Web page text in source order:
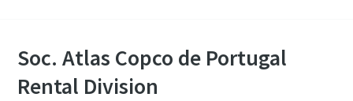
Soc. Atlas Copco de Portugal
Rental Division